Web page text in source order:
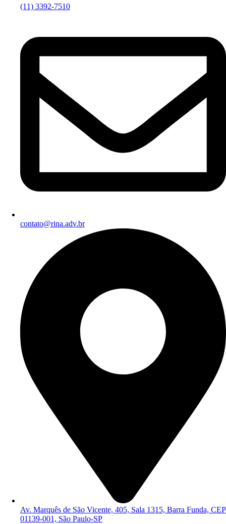
(11) 3392-7510
contato@rina.adv.br
Av. Marquês de São Vicente, 405, Sala 1315, Barra Funda, CEP
01139-001, São Paulo-SP